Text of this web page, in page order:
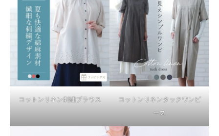
コットンリネン刺繍ブラウス
コットンリネンタックワンピ
ース